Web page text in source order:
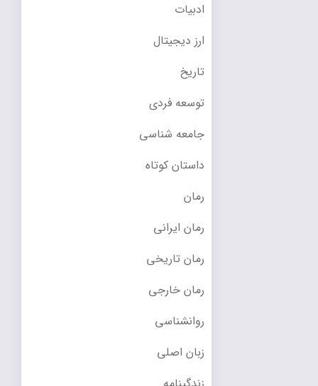
ادبیات
ارز دیجیتال
تاریخ
توسعه فردی
جامعه شناسی
داستان کوتاه
رمان
رمان ایرانی
رمان تاریخی
رمان خارجی
روانشناسی
زبان اصلی